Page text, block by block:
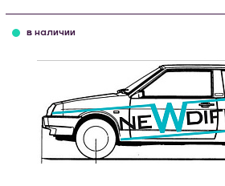
в наличии